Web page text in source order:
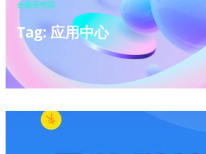
企微研究院
Tag: 应用中心